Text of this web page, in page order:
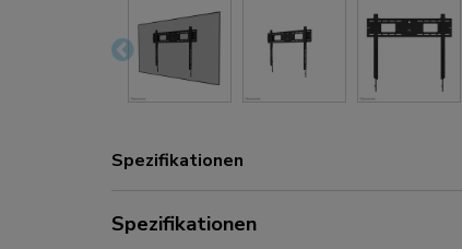
Spezifikationen
Spezifikationen